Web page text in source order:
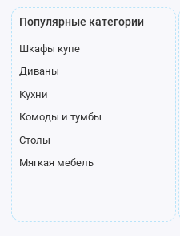
Популярные категории
Шкафы купе
Диваны
Кухни
Комоды и тумбы
Столы
Мягкая мебель